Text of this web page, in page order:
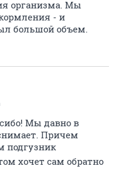
организма. Мы
- и
большой объем.
Мы давно в
Причем
подгузник
хочет сам обратно